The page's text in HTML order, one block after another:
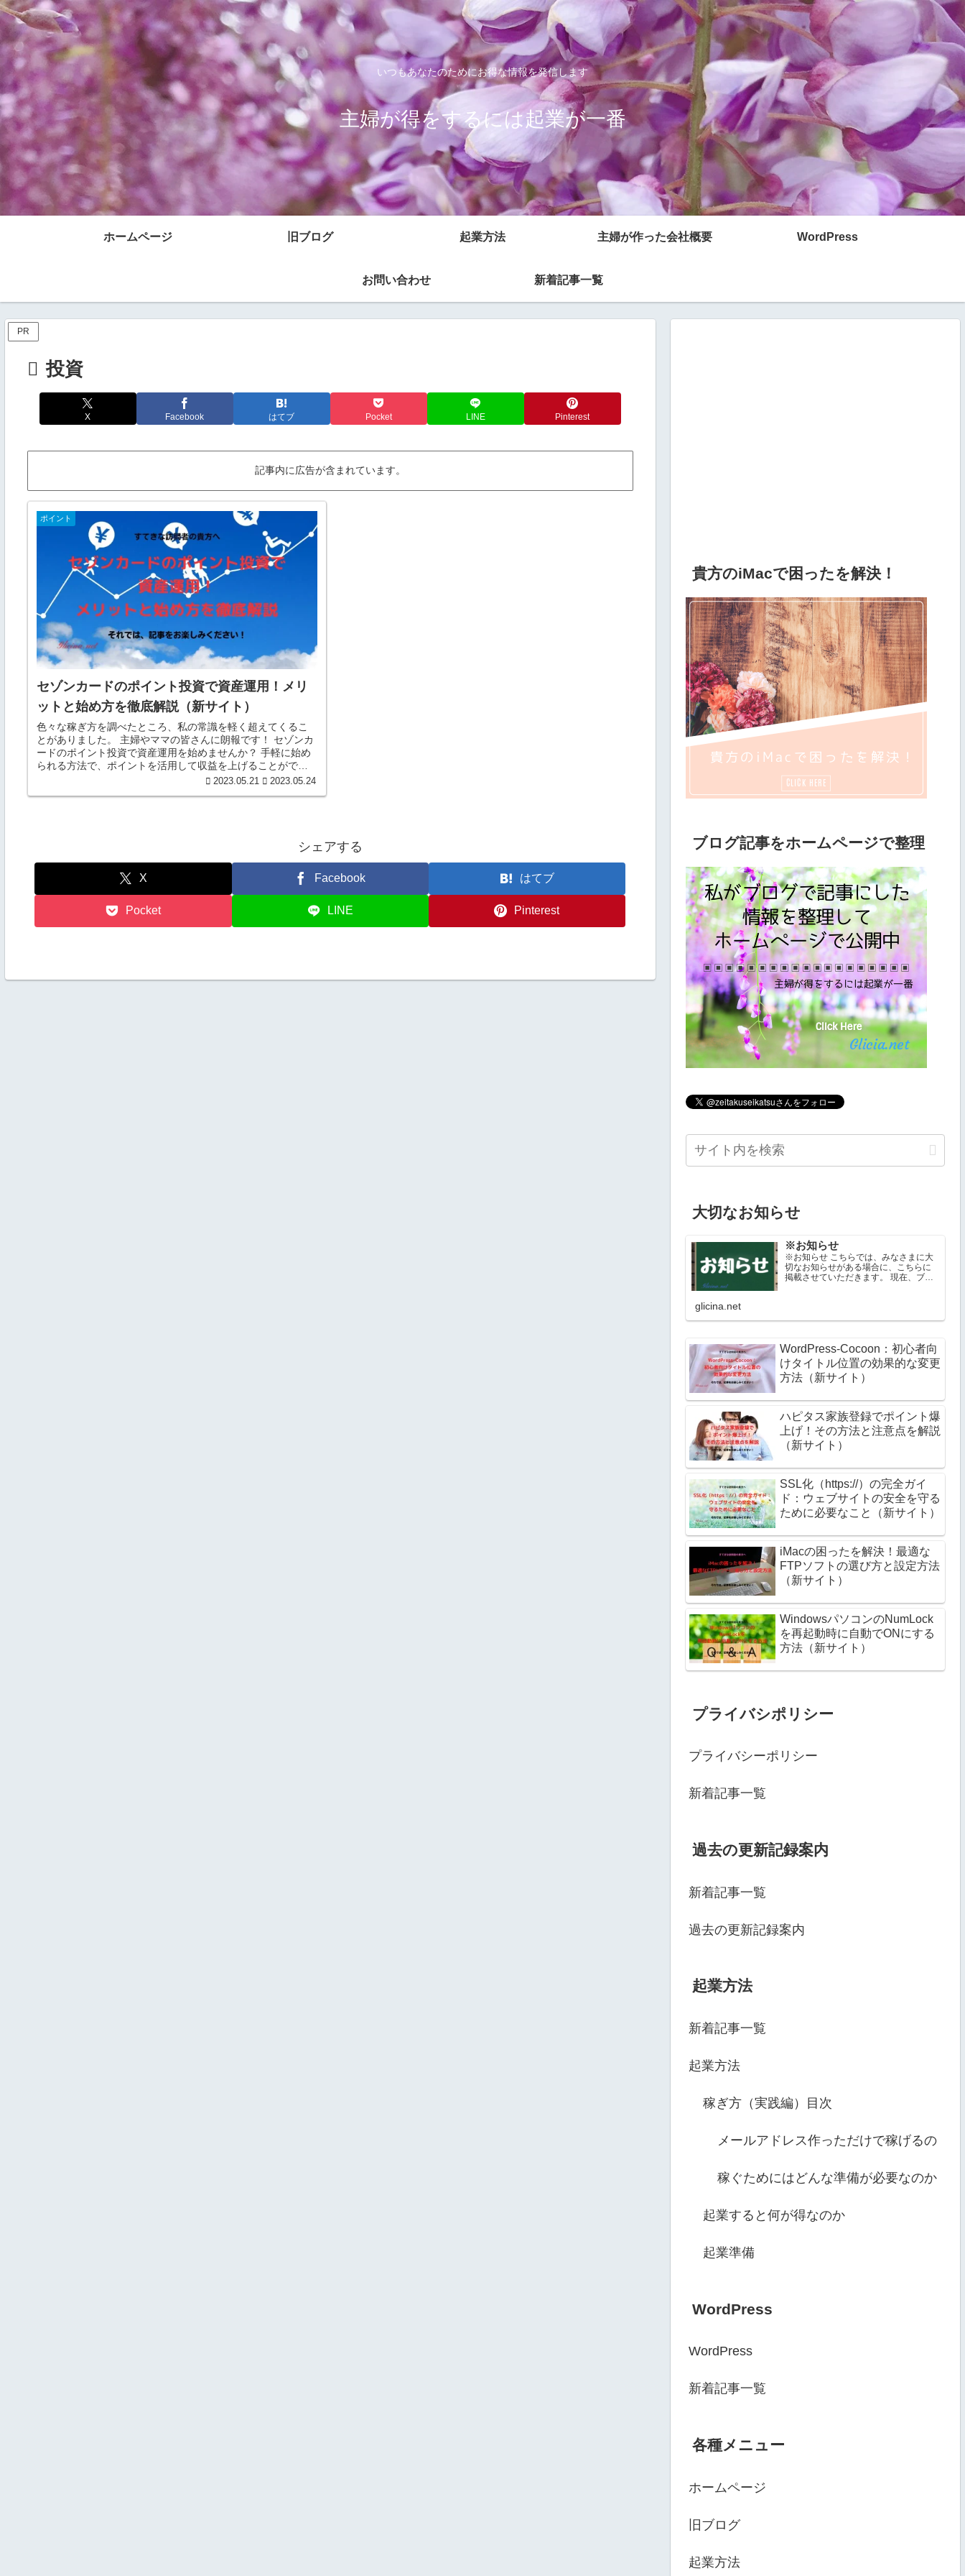
いつもあなたのためにお得な情報を発信します
主婦が得をするには起業が一番
ホームページ 旧ブログ 起業方法 主婦が作った会社概要 WordPress
お問い合わせ 新着記事一覧
PR
投資
X Facebook はてブ Pocket LINE Pinterest
記事内に広告が含まれています。
ポイント
セゾンカードのポイント投資で資産運用！メリ
ットと始め方を徹底解説（新サイト）
色々な稼ぎ方を調べたところ、私の常識を軽く超えてくるこ
とがありました。 主婦やママの皆さんに朗報です！ セゾンカ
ードのポイント投資で資産運用を始めませんか？ 手軽に始め
られる方法で、ポイントを活用して収益を上げることができ
2023.05.21 2023.05.24
シェアする
X Facebook はてブ
Pocket LINE Pinterest
貴方のiMacで困ったを解決！
ブログ記事をホームページで整理
大切なお知らせ
※お知らせ
※お知らせ こちらでは、みなさまに大
切なお知らせがある場合に、こちらに
掲載させていただきます。 現在、ブロ
glicina.net
WordPress-Cocoon：初心者向
けタイトル位置の効果的な変更
方法（新サイト）
ハピタス家族登録でポイント爆
上げ！その方法と注意点を解説
（新サイト）
SSL化（https://）の完全ガイ
ド：ウェブサイトの安全を守る
ために必要なこと（新サイト）
iMacの困ったを解決！最適な
FTPソフトの選び方と設定方法
（新サイト）
WindowsパソコンのNumLock
を再起動時に自動でONにする
方法（新サイト）
プライバシポリシー
プライバシーポリシー
新着記事一覧
過去の更新記録案内
新着記事一覧
過去の更新記録案内
起業方法
新着記事一覧
起業方法
稼ぎ方（実践編）目次
メールアドレス作っただけで稼げるの
稼ぐためにはどんな準備が必要なのか
起業すると何が得なのか
起業準備
WordPress
WordPress
新着記事一覧
各種メニュー
ホームページ
旧ブログ
起業方法